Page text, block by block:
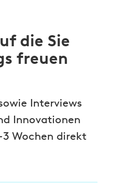
die Sie
freuen
Interviews
Innovationen
Wochen direkt